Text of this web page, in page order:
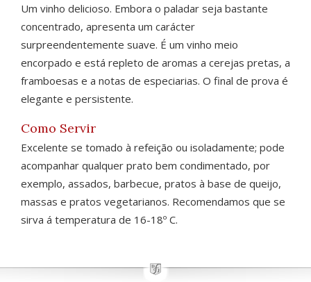
Um vinho delicioso. Embora o paladar seja bastante
concentrado, apresenta um carácter
surpreendentemente suave. É um vinho meio
encorpado e está repleto de aromas a cerejas pretas, a
framboesas e a notas de especiarias. O final de prova é
elegante e persistente.
Como Servir
Excelente se tomado à refeição ou isoladamente; pode
acompanhar qualquer prato bem condimentado, por
exemplo, assados, barbecue, pratos à base de queijo,
massas e pratos vegetarianos. Recomendamos que se
sirva á temperatura de 16-18º C.